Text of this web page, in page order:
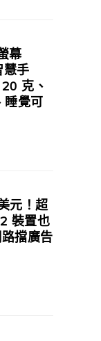
幕
慧手
克、
睡覺可
元！超
裝置也
擋廣告